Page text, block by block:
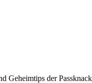
Geheimtips der